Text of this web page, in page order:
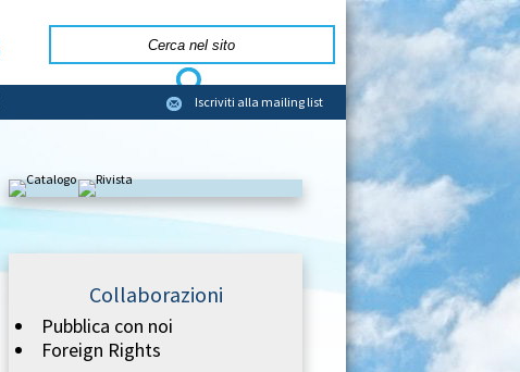
Iscriviti alla mailing list
Collaborazioni
Pubblica con noi
Foreign Rights